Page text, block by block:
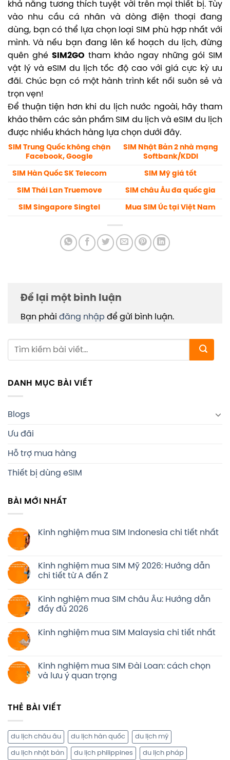
khả năng tương thích tuyệt vời trên mọi thiết bị. Tùy
vào nhu cầu cá nhân và dòng điện thoại đang
dùng, bạn có thể lựa chọn loại SIM phù hợp nhất với
mình. Và nếu bạn đang lên kế hoạch du lịch, đừng
quên ghé SIM2GO tham khảo ngay những gói SIM
vật lý và eSIM du lịch tốc độ cao với giá cực kỳ ưu
đãi. Chúc bạn có một hành trình kết nối suôn sẻ và
trọn vẹn!
Để thuận tiện hơn khi du lịch nước ngoài, hãy tham
khảo thêm các sản phẩm SIM du lịch và eSIM du lịch
được nhiều khách hàng lựa chọn dưới đây.
SIM Trung Quốc không chặn
Facebook, Google
SIM Nhật Bản 2 nhà mạng
Softbank/KDDI
SIM Hàn Quốc SK Telecom SIM Mỹ giá tốt
SIM Thái Lan Truemove SIM châu Âu đa quốc gia
SIM Singapore Singtel Mua SIM Úc tại Việt Nam
Để lại một bình luận
Bạn phải đăng nhập để gửi bình luận.
DANH MỤC BÀI VIẾT
Blogs
Ưu đãi
Hỗ trợ mua hàng
Thiết bị dùng eSIM
BÀI MỚI NHẤT
Kinh nghiệm mua SIM Indonesia chi tiết nhất
Kinh nghiệm mua SIM Mỹ 2026: Hướng dẫn
chi tiết từ A đến Z
Kinh nghiệm mua SIM châu Âu: Hướng dẫn
đầy đủ 2026
Kinh nghiệm mua SIM Malaysia chi tiết nhất
Kinh nghiệm mua SIM Đài Loan: cách chọn
và lưu ý quan trọng
THẺ BÀI VIẾT
du lịch châu âu du lịch hàn quốc du lịch mỹ
du lịch nhật bản du lịch philippines du lịch pháp